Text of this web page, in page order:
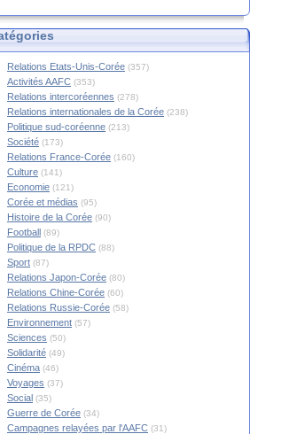
Relations Etats-Unis-Corée (357)
Activités AAFC (353)
Relations intercoréennes (278)
Relations internationales de la Corée (238)
Politique sud-coréenne (213)
Société (173)
Relations France-Corée (160)
Culture (141)
Economie (121)
Corée et médias (95)
Histoire de la Corée (90)
Football (89)
Politique de la RPDC (88)
Sport (87)
Relations Japon-Corée (80)
Relations Chine-Corée (60)
Relations Russie-Corée (58)
Environnement (57)
Sciences (50)
Solidarité (49)
Cinéma (46)
Voyages (37)
Social (35)
Guerre de Corée (34)
Campagnes relayées par l'AAFC (31)